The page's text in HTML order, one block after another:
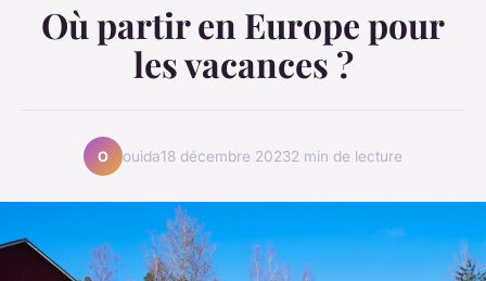
Où partir en Europe pour
les vacances ?
O ouida18 décembre 20232 min de lecture